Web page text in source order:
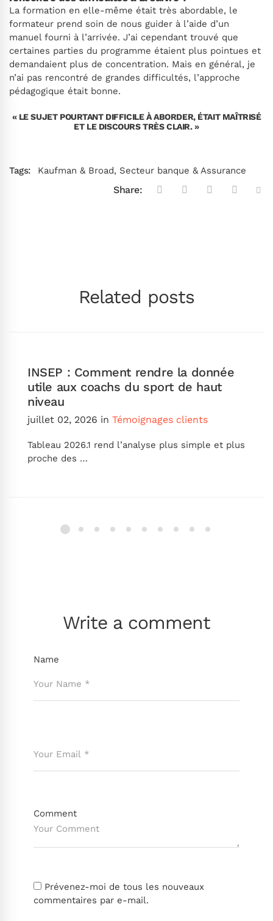
La formation en elle-même était très abordable, le
formateur prend soin de nous guider à l’aide d’un
manuel fourni à l’arrivée. J’ai cependant trouvé que
certaines parties du programme étaient plus pointues et
demandaient plus de concentration. Mais en général, je
n’ai pas rencontré de grandes difficultés, l’approche
pédagogique était bonne.
« LE SUJET POURTANT DIFFICILE À ABORDER, ÉTAIT MAÎTRISÉ
ET LE DISCOURS TRÈS CLAIR. »
Tags: Kaufman & Broad, Secteur banque & Assurance
Share:
Related posts
INSEP : Comment rendre la donnée
utile aux coachs du sport de haut
niveau
juillet 02, 2026 in Témoignages clients
Tableau 2026.1 rend l’analyse plus simple et plus
proche des …
Write a comment
Name
Comment
Prévenez-moi de tous les nouveaux
commentaires par e-mail.